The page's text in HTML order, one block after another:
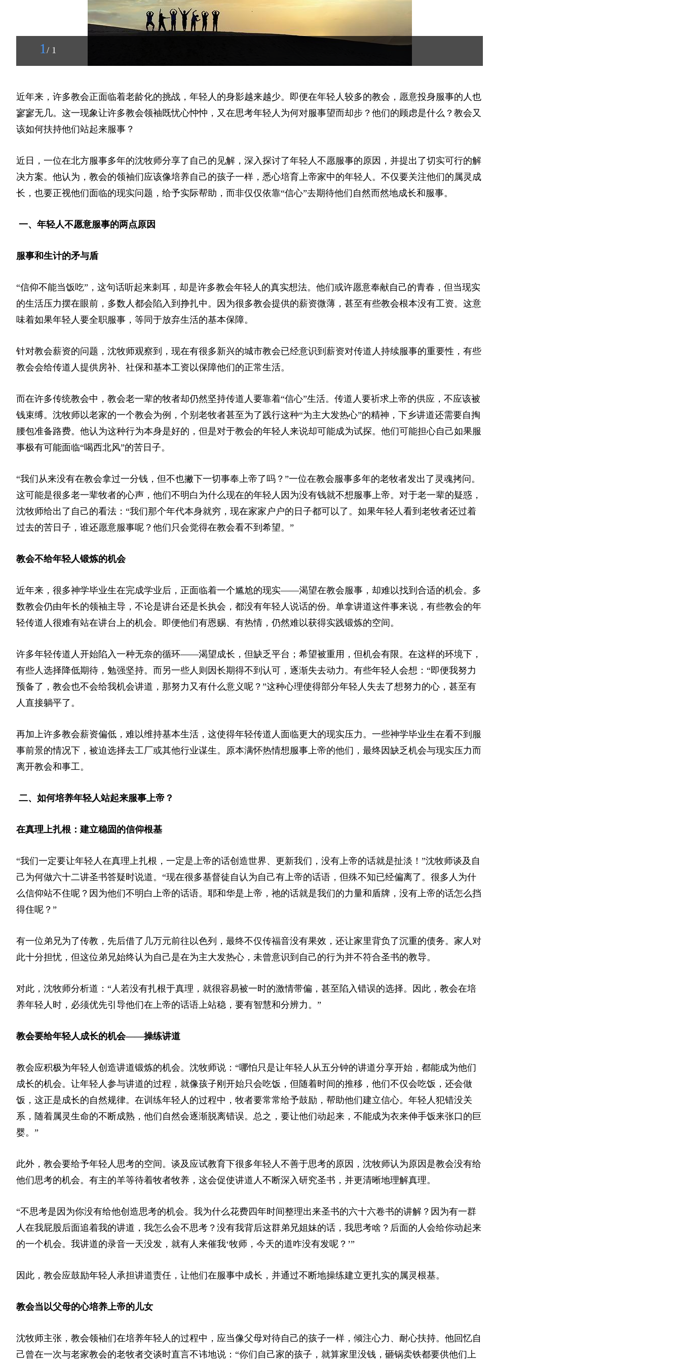
1 / 1
近年来，许多教会正面临着老龄化的挑战，年轻人的身影越来越少。即便在年轻人较多的教会，愿意投身服事的人也
寥寥无几。这一现象让许多教会领袖既忧心忡忡，又在思考年轻人为何对服事望而却步？他们的顾虑是什么？教会又
该如何扶持他们站起来服事？
近日，一位在北方服事多年的沈牧师分享了自己的见解，深入探讨了年轻人不愿服事的原因，并提出了切实可行的解
决方案。他认为，教会的领袖们应该像培养自己的孩子一样，悉心培育上帝家中的年轻人。不仅要关注他们的属灵成
长，也要正视他们面临的现实问题，给予实际帮助，而非仅仅依靠“信心”去期待他们自然而然地成长和服事。
一、年轻人不愿意服事的两点原因
服事和生计的矛与盾
“信仰不能当饭吃”，这句话听起来刺耳，却是许多教会年轻人的真实想法。他们或许愿意奉献自己的青春，但当现实
的生活压力摆在眼前，多数人都会陷入到挣扎中。因为很多教会提供的薪资微薄，甚至有些教会根本没有工资。这意
味着如果年轻人要全职服事，等同于放弃生活的基本保障。
针对教会薪资的问题，沈牧师观察到，现在有很多新兴的城市教会已经意识到薪资对传道人持续服事的重要性，有些
教会会给传道人提供房补、社保和基本工资以保障他们的正常生活。
而在许多传统教会中，教会老一辈的牧者却仍然坚持传道人要靠着“信心”生活。传道人要祈求上帝的供应，不应该被
钱束缚。沈牧师以老家的一个教会为例，个别老牧者甚至为了践行这种“为主大发热心”的精神，下乡讲道还需要自掏
腰包准备路费。他认为这种行为本身是好的，但是对于教会的年轻人来说却可能成为试探。他们可能担心自己如果服
事极有可能面临“喝西北风”的苦日子。
“我们从来没有在教会拿过一分钱，但不也撇下一切事奉上帝了吗？”一位在教会服事多年的老牧者发出了灵魂拷问。
这可能是很多老一辈牧者的心声，他们不明白为什么现在的年轻人因为没有钱就不想服事上帝。对于老一辈的疑惑，
沈牧师给出了自己的看法：“我们那个年代本身就穷，现在家家户户的日子都可以了。如果年轻人看到老牧者还过着
过去的苦日子，谁还愿意服事呢？他们只会觉得在教会看不到希望。”
教会不给年轻人锻炼的机会
近年来，很多神学毕业生在完成学业后，正面临着一个尴尬的现实——渴望在教会服事，却难以找到合适的机会。多
数教会仍由年长的领袖主导，不论是讲台还是长执会，都没有年轻人说话的份。单拿讲道这件事来说，有些教会的年
轻传道人很难有站在讲台上的机会。即便他们有恩赐、有热情，仍然难以获得实践锻炼的空间。
许多年轻传道人开始陷入一种无奈的循环——渴望成长，但缺乏平台；希望被重用，但机会有限。在这样的环境下，
有些人选择降低期待，勉强坚持。而另一些人则因长期得不到认可，逐渐失去动力。有些年轻人会想：“即便我努力
预备了，教会也不会给我机会讲道，那努力又有什么意义呢？”这种心理使得部分年轻人失去了想努力的心，甚至有
人直接躺平了。
再加上许多教会薪资偏低，难以维持基本生活，这使得年轻传道人面临更大的现实压力。一些神学毕业生在看不到服
事前景的情况下，被迫选择去工厂或其他行业谋生。原本满怀热情想服事上帝的他们，最终因缺乏机会与现实压力而
离开教会和事工。
二、 如何培养年轻人站起来服事上帝？
在真理上扎根：建立稳固的信仰根基
“我们一定要让年轻人在真理上扎根，一定是上帝的话创造世界、更新我们，没有上帝的话就是扯淡！”沈牧师谈及自
己为何做六十二讲圣书答疑时说道。“现在很多基督徒自认为自己有上帝的话语，但殊不知已经偏离了。很多人为什
么信仰站不住呢？因为他们不明白上帝的话语。耶和华是上帝，祂的话就是我们的力量和盾牌，没有上帝的话怎么挡
得住呢？”
有一位弟兄为了传教，先后借了几万元前往以色列，最终不仅传福音没有果效，还让家里背负了沉重的债务。家人对
此十分担忧，但这位弟兄始终认为自己是在为主大发热心，未曾意识到自己的行为并不符合圣书的教导。
对此，沈牧师分析道：“人若没有扎根于真理，就很容易被一时的激情带偏，甚至陷入错误的选择。因此，教会在培
养年轻人时，必须优先引导他们在上帝的话语上站稳，要有智慧和分辨力。”
教会要给年轻人成长的机会——操练讲道
教会应积极为年轻人创造讲道锻炼的机会。沈牧师说：“哪怕只是让年轻人从五分钟的讲道分享开始，都能成为他们
成长的机会。让年轻人参与讲道的过程，就像孩子刚开始只会吃饭，但随着时间的推移，他们不仅会吃饭，还会做
饭，这正是成长的自然规律。在训练年轻人的过程中，牧者要常常给予鼓励，帮助他们建立信心。年轻人犯错没关
系，随着属灵生命的不断成熟，他们自然会逐渐脱离错误。总之，要让他们动起来，不能成为衣来伸手饭来张口的巨
婴。”
此外，教会要给予年轻人思考的空间。谈及应试教育下很多年轻人不善于思考的原因，沈牧师认为原因是教会没有给
他们思考的机会。有主的羊等待着牧者牧养，这会促使讲道人不断深入研究圣书，并更清晰地理解真理。
“不思考是因为你没有给他创造思考的机会。我为什么花费四年时间整理出来圣书的六十六卷书的讲解？因为有一群
人在我屁股后面追着我的讲道，我怎么会不思考？没有我背后这群弟兄姐妹的话，我思考啥？后面的人会给你动起来
的一个机会。我讲道的录音一天没发，就有人来催我‘牧师，今天的道咋没有发呢？’”
因此，教会应鼓励年轻人承担讲道责任，让他们在服事中成长，并通过不断地操练建立更扎实的属灵根基。
教会当以父母的心培养上帝的儿女
沈牧师主张，教会领袖们在培养年轻人的过程中，应当像父母对待自己的孩子一样，倾注心力、耐心扶持。他回忆自
己曾在一次与老家教会的老牧者交谈时直言不讳地说：“你们自己家的孩子，就算家里没钱，砸锅卖铁都要供他们上